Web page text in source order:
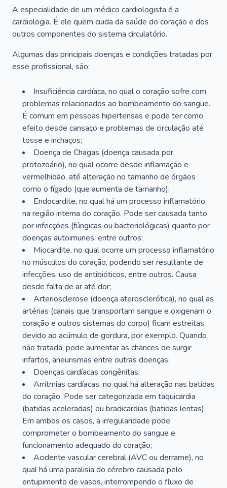
A especialidade de um médico cardiologista é a
cardiologia. É ele quem cuida da saúde do coração e dos
outros componentes do sistema circulatório.
Algumas das principais doenças e condições tratadas por
esse profissional, são:
Insuficiência cardíaca, no qual o coração sofre com
problemas relacionados ao bombeamento do sangue.
É comum em pessoas hipertensas e pode ter como
efeito desde cansaço e problemas de circulação até
tosse e inchaços;
Doença de Chagas (doença causada por
protozoário), no qual ocorre desde inflamação e
vermelhidão, até alteração no tamanho de órgãos
como o fígado (que aumenta de tamanho);
Endocardite, no qual há um processo inflamatório
na região interna do coração. Pode ser causada tanto
por infecções (fúngicas ou bacteriológicas) quanto por
doenças autoimunes, entre outros;
Miocardite, no qual ocorre um processo inflamatório
no músculos do coração, podendo ser resultante de
infecções, uso de antibióticos, entre outros. Causa
desde falta de ar até dor;
Arteriosclerose (doença aterosclerótica), no qual as
artérias (canais que transportam sangue e oxigenam o
coração e outros sistemas do corpo) ficam estreitas
devido ao acúmulo de gordura, por exemplo. Quando
não tratada, pode aumentar as chances de surgir
infartos, aneurismas entre outras doenças;
Doenças cardíacas congênitas;
Arritmias cardíacas, no qual há alteração nas batidas
do coração. Pode ser categorizada em taquicardia
(batidas aceleradas) ou bradicardias (batidas lentas).
Em ambos os casos, a irregularidade pode
comprometer o bombeamento do sangue e
funcionamento adequado do coração;
Acidente vascular cerebral (AVC ou derrame), no
qual há uma paralisia do cérebro causada pelo
entupimento de vasos, interrompendo o fluxo de